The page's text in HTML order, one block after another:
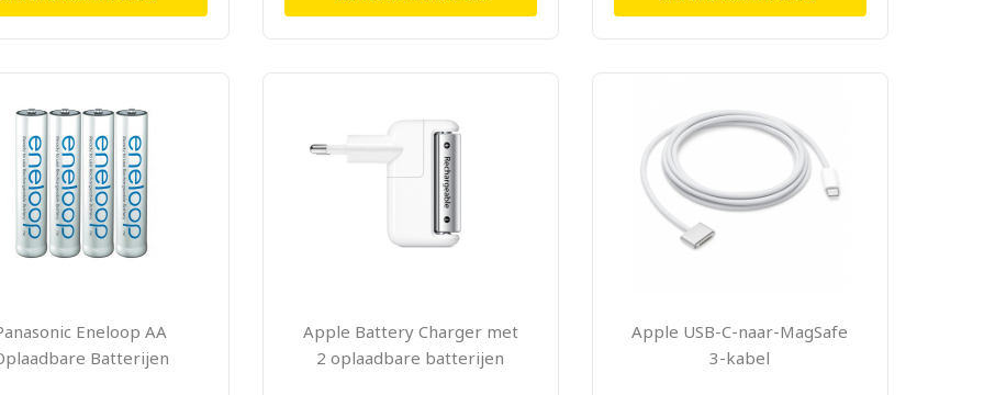
Eneloop AA
Batterijen
Apple Battery Charger met
2 oplaadbare batterijen
Apple USB-C-naar-MagSafe
3-kabel